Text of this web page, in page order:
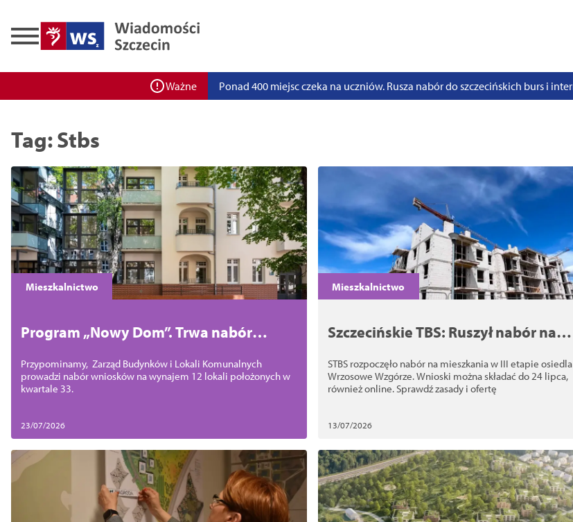
Ważne
ZPW Miedwie świętuje 50 lat i otwiera się dla mieszkańców
Nowa stacja BikeS już działa. Rowery miejskie dostępne przy Pętli Ludowej
Tag: Stbs
Mieszkalnictwo
Program „Nowy Dom”. Trwa nabór
Przypominamy, Zarząd Budynków i Lokali Komunalnych
prowadzi nabór wniosków na wynajem 12 lokali położonych w
kwartale 33.
23/07/2026
Mieszkalnictwo
Szczecińskie TBS: Ruszył nabór na
Wzgórze. Wnioski także online
STBS rozpoczęło nabór na mieszkania w III etapie osiedla
Wrzosowe Wzgórze. Wnioski można składać do 24 lipca,
również online. Sprawdź zasady i ofertę
13/07/2026